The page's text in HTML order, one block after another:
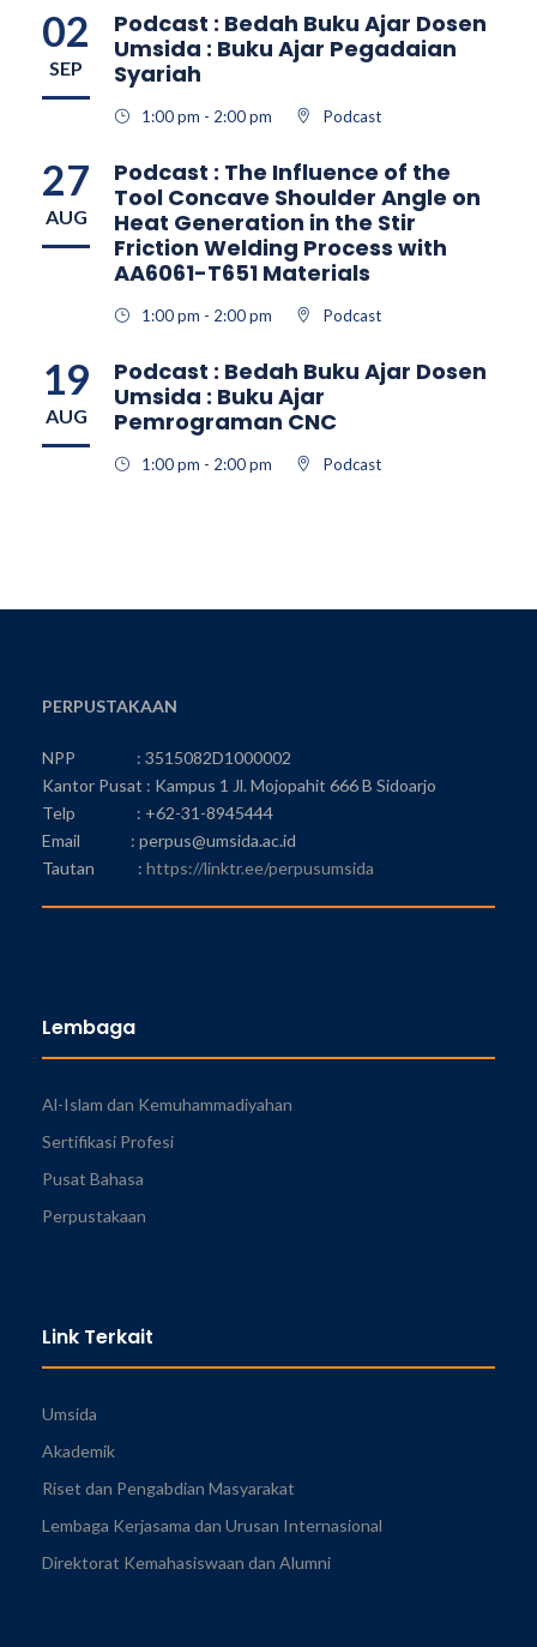
02
SEP
Podcast : Bedah Buku Ajar Dosen
Umsida : Buku Ajar Pegadaian
Syariah
1:00 pm - 2:00 pm Podcast
27
AUG
Podcast : The Influence of the
Tool Concave Shoulder Angle on
Heat Generation in the Stir
Friction Welding Process with
AA6061-T651 Materials
1:00 pm - 2:00 pm Podcast
19
AUG
Podcast : Bedah Buku Ajar Dosen
Umsida : Buku Ajar
Pemrograman CNC
1:00 pm - 2:00 pm Podcast
PERPUSTAKAAN
NPP : 3515082D1000002
Kantor Pusat : Kampus 1 Jl. Mojopahit 666 B Sidoarjo
Telp : +62-31-8945444
Email : perpus@umsida.ac.id
Tautan : https://linktr.ee/perpusumsida
Lembaga
Al-Islam dan Kemuhammadiyahan
Sertifikasi Profesi
Pusat Bahasa
Perpustakaan
Link Terkait
Umsida
Akademik
Riset dan Pengabdian Masyarakat
Lembaga Kerjasama dan Urusan Internasional
Direktorat Kemahasiswaan dan Alumni